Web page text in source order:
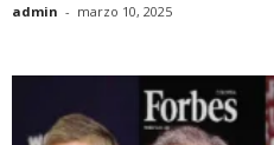
admin - marzo 10, 2025